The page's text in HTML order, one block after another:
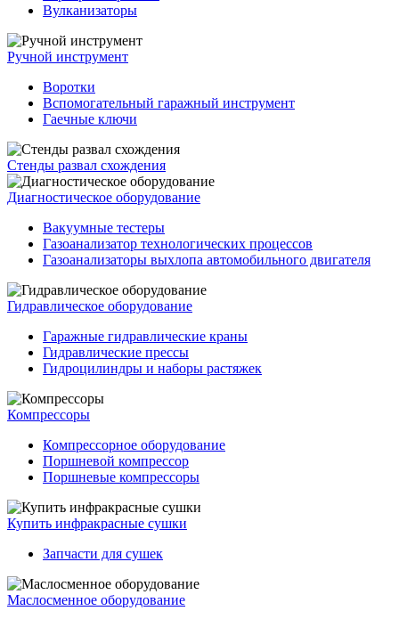
Вулканизаторы
Ручной инструмент
Воротки
Вспомогательный гаражный инструмент
Гаечные ключи
Стенды развал схождения
Диагностическое оборудование
Вакуумные тестеры
Газоанализатор технологических процессов
Газоанализаторы выхлопа автомобильного двигателя
Гидравлическое оборудование
Гаражные гидравлические краны
Гидравлические прессы
Гидроцилиндры и наборы растяжек
Компрессоры
Компрессорное оборудование
Поршневой компрессор
Поршневые компрессоры
Купить инфракрасные сушки
Запчасти для сушек
Маслосменное оборудование